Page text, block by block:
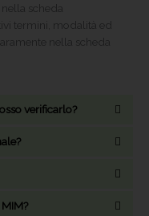
scheda
termini, modalità ed
nella scheda
verificarlo?